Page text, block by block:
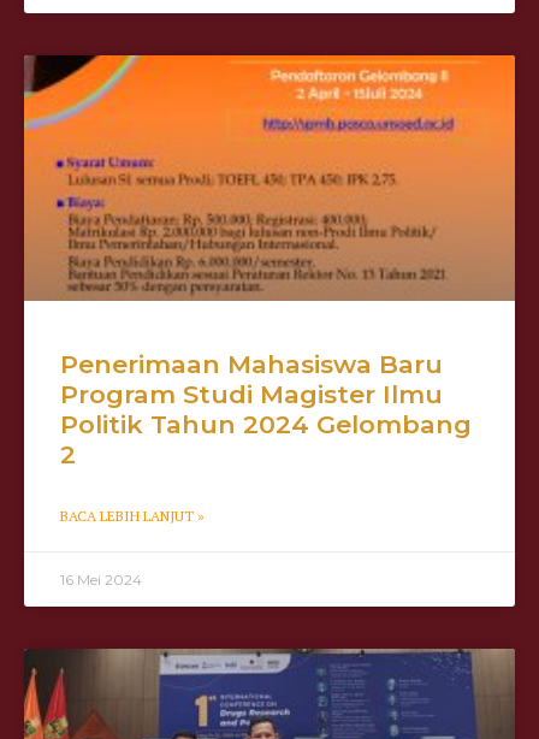
Penerimaan Mahasiswa Baru
Program Studi Magister Ilmu
Politik Tahun 2024 Gelombang
2
BACA LEBIH LANJUT »
16 Mei 2024